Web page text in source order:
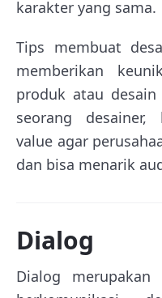
karakter yang sama.
Tips membuat
memberikan
produk atau
seorang
value agar
dan bisa menarik
Dialog
Dialog